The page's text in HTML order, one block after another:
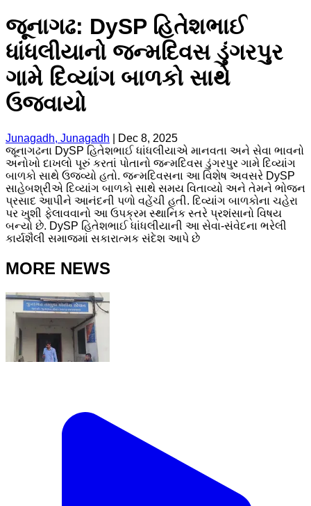
જૂનાગઢ: DySP હિતેશભાઈ
ધાંધલીયાનો જન્મદિવસ ડુંગરપુર
ગામે દિવ્યાંગ બાળકો સાથે
ઉજવાયો
Junagadh, Junagadh
Dec 8, 2025
જૂનાગઢના DySP હિતેશભાઈ ધાંધલીયાએ માનવતા અને સેવા ભાવનો
અનોખો દાખલો પૂરું કરતાં પોતાનો જન્મદિવસ ડુંગરપુર ગામે દિવ્યાંગ
બાળકો સાથે ઉજવ્યો હતો. જન્મદિવસના આ વિશેષ અવસરે DySP
સાહેબશ્રીએ દિવ્યાંગ બાળકો સાથે સમય વિતાવ્યો અને તેમને ભોજન
પ્રસાદ આપીને આનંદની પળો વહેંચી હતી. દિવ્યાંગ બાળકોના ચહેરા
પર ખુશી ફેલાવવાનો આ ઉપક્રમ સ્થાનિક સ્તરે પ્રશંસાનો વિષય
બન્યો છે. DySP હિતેશભાઈ ધાંધલીયાની આ સેવા-સંવેદના ભરેલી
કાર્યશૈલી સમાજમાં સકારાત્મક સંદેશ આપે છે
MORE NEWS